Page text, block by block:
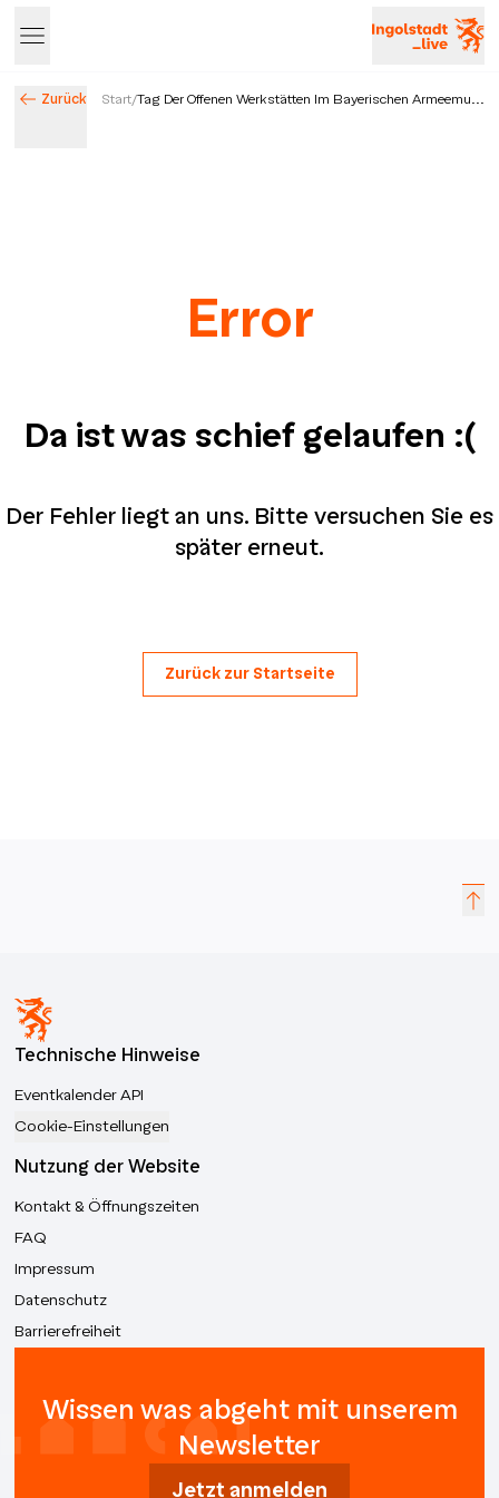
Zurück Start/Tag Der Offenen Werkstätten Im Bayerischen Armeemu...
Error
Da ist was schief gelaufen :(
Der Fehler liegt an uns. Bitte versuchen Sie es
später erneut.
Zurück zur Startseite
Technische Hinweise
Eventkalender API
Cookie-Einstellungen
Nutzung der Website
Kontakt & Öffnungszeiten
FAQ
Impressum
Datenschutz
Barrierefreiheit
Wissen was abgeht mit unserem
Newsletter
Jetzt anmelden